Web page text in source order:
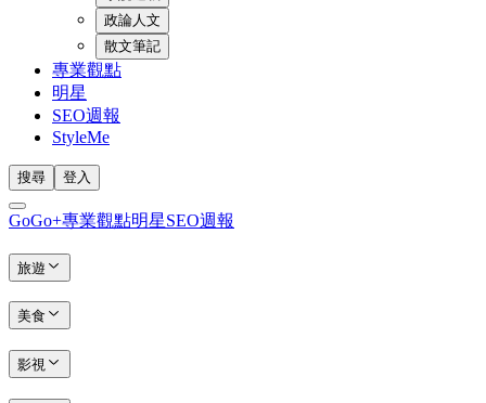
政論人文
散文筆記
專業觀點
明星
SEO週報
StyleMe
搜尋 登入
GoGo+專業觀點明星SEO週報
旅遊
美食
影視